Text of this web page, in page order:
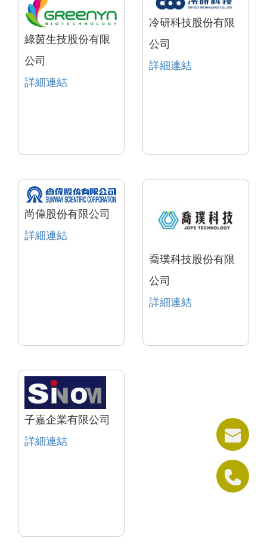
綠茵生技股份有限
公司
詳細連結
冷研科技股份有限
公司
詳細連結
尚偉股份有限公司
詳細連結
喬璞科技股份有限
公司
詳細連結
子嘉企業有限公司
詳細連結